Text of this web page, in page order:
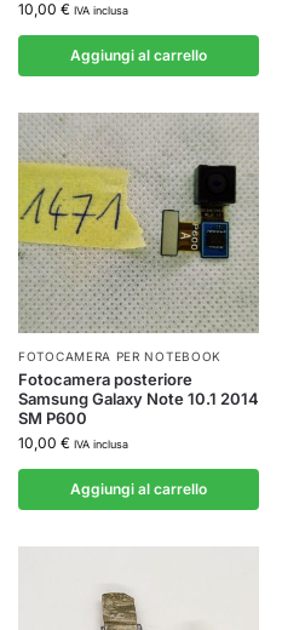
10,00 € IVA inclusa
Aggiungi al carrello
FOTOCAMERA PER NOTEBOOK
Fotocamera posteriore
Samsung Galaxy Note 10.1 2014
SM P600
10,00 € IVA inclusa
Aggiungi al carrello